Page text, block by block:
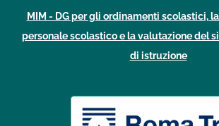
MIM - DG per gli ordinamenti scolastici,
personale scolastico e la valutazione del
di istruzione